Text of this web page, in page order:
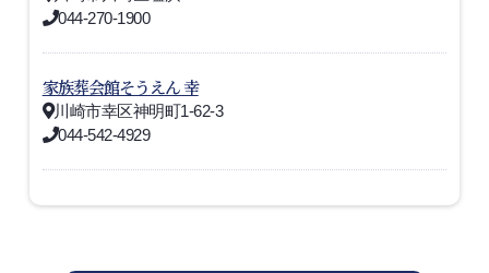
044-270-1900
家族葬会館そうえん 幸
川崎市幸区神明町1-62-3
044-542-4929